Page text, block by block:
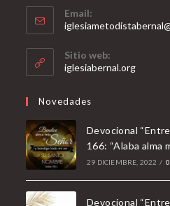
Email:
Sitio web:
iglesiabernal.org
Novedades
Devocional
166: “Alaba alma
29 DICIEMBRE, 2022 /
Devocional